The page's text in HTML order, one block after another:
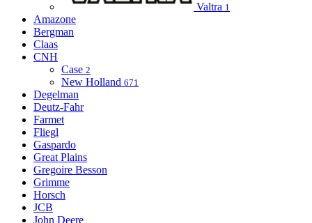
Valtra 1
Amazone
Bergman
Claas
CNH
Case 2
New Holland 671
Degelman
Deutz-Fahr
Farmet
Fliegl
Gaspardo
Great Plains
Gregoire Besson
Grimme
Horsch
JCB
John Deere